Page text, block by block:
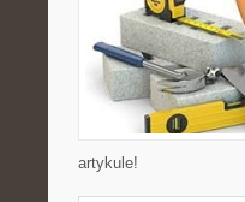
artykule!